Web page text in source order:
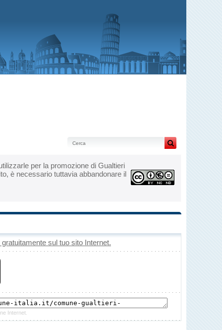
per la promozione di Gualtieri
è necessario tuttavia abbandonare il
sul tuo sito Internet.
Internet.